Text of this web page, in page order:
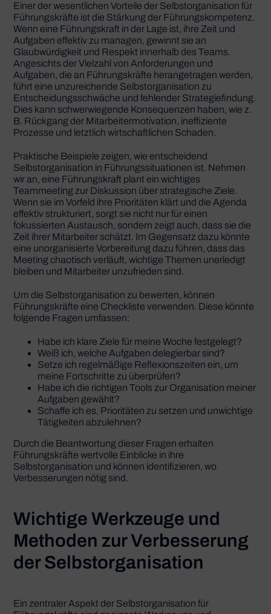
Einer der wesentlichen Vorteile der Selbstorganisation für
Führungskräfte ist die Stärkung der Führungskompetenz.
Wenn eine Führungskraft in der Lage ist, ihre Zeit und
Aufgaben effektiv zu managen, gewinnt sie an
Glaubwürdigkeit und Respekt innerhalb des Teams.
Angesichts der Vielzahl von Anforderungen und
Aufgaben, die an Führungskräfte herangetragen werden,
führt eine unzureichende Selbstorganisation zu
Entscheidungsschwäche und fehlender Strategiefindung.
Dies kann schwerwiegende Konsequenzen haben, wie z.
B. Rückgang der Mitarbeitermotivation, ineffiziente
Prozesse und letztlich wirtschaftlichen Schaden.
Praktische Beispiele zeigen, wie entscheidend
Selbstorganisation in Führungssituationen ist. Nehmen
wir an, eine Führungskraft plant ein wichtiges
Teammeeting zur Diskussion über strategische Ziele.
Wenn sie im Vorfeld ihre Prioritäten klärt und die Agenda
effektiv strukturiert, sorgt sie nicht nur für einen
fokussierten Austausch, sondern zeigt auch, dass sie die
Zeit ihrer Mitarbeiter schätzt. Im Gegensatz dazu könnte
eine unorganisierte Vorbereitung dazu führen, dass das
Meeting chaotisch verläuft, wichtige Themen unerledigt
bleiben und Mitarbeiter unzufrieden sind.
Um die Selbstorganisation zu bewerten, können
Führungskräfte eine Checkliste verwenden. Diese könnte
folgende Fragen umfassen:
Habe ich klare Ziele für meine Woche festgelegt?
Weiß ich, welche Aufgaben delegierbar sind?
Setze ich regelmäßige Reflexionszeiten ein, um
meine Fortschritte zu überprüfen?
Habe ich die richtigen Tools zur Organisation meiner
Aufgaben gewählt?
Schaffe ich es, Prioritäten zu setzen und unwichtige
Tätigkeiten abzulehnen?
Durch die Beantwortung dieser Fragen erhalten
Führungskräfte wertvolle Einblicke in ihre
Selbstorganisation und können identifizieren, wo
Verbesserungen nötig sind.
Wichtige Werkzeuge und
Methoden zur Verbesserung
der Selbstorganisation
Ein zentraler Aspekt der Selbstorganisation für